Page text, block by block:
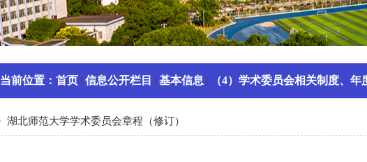
当前位置： 首页 信息公开栏目 基本信息 （4）学术委员会相关制度、年
湖北师范大学学术委员会章程（修订）